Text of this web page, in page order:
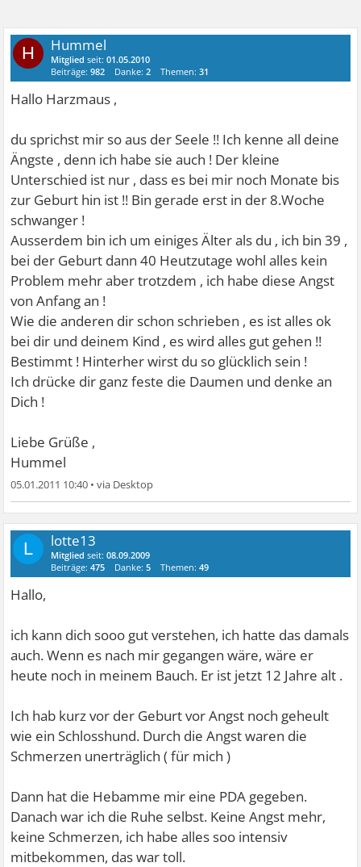
H Hummel
Mitglied seit:01.05.2010
Beiträge:982 Danke:2 Themen:31
Hallo Harzmaus ,
du sprichst mir so aus der Seele !! Ich kenne all deine
Ängste , denn ich habe sie auch ! Der kleine
Unterschied ist nur , dass es bei mir noch Monate bis
zur Geburt hin ist !! Bin gerade erst in der 8.Woche
schwanger !
Ausserdem bin ich um einiges Älter als du , ich bin 39 ,
bei der Geburt dann 40 Heutzutage wohl alles kein
Problem mehr aber trotzdem , ich habe diese Angst
von Anfang an !
Wie die anderen dir schon schrieben , es ist alles ok
bei dir und deinem Kind , es wird alles gut gehen !!
Bestimmt ! Hinterher wirst du so glücklich sein !
Ich drücke dir ganz feste die Daumen und denke an
Dich !
Liebe Grüße ,
Hummel
05.01.2011 10:40 •
L lotte13
Mitglied seit:08.09.2009
Beiträge:475 Danke:5 Themen:49
Hallo,
ich kann dich sooo gut verstehen, ich hatte das damals
auch. Wenn es nach mir gegangen wäre, wäre er
heute noch in meinem Bauch. Er ist jetzt 12 Jahre alt .
Ich hab kurz vor der Geburt vor Angst noch geheult
wie ein Schlosshund. Durch die Angst waren die
Schmerzen unerträglich ( für mich )
Dann hat die Hebamme mir eine PDA gegeben.
Danach war ich die Ruhe selbst. Keine Angst mehr,
keine Schmerzen, ich habe alles soo intensiv
mitbekommen, das war toll.